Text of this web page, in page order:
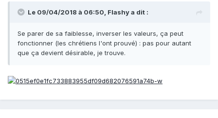
Le 09/04/2018 à 06:50, Flashya dit :
Se parer de sa faiblesse, inverser les valeurs, ça peut
fonctionner (les chrétiens l'ont prouvé) : pas pour autant
que ça devient désirable, je trouve.